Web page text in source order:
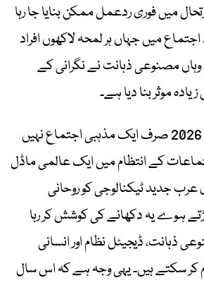
میں فوری ردعمل ممکن بنایا جا رہا
میں جہاں ہر لمحہ لاکھوں افراد
مصنوعی ذہانت نے نگرانی کے
موثر بنا دیا ہے۔
ماہرین کے مطابق حج 2026 صرف ایک مذہبی اجتماع نہیں
کے انتظام میں ایک عالمی ماڈل
عرب جدید ٹیکنالوجی کو روحانی
ہوے یہ دکھانے کی کوشش کر رہا
ڈیجیٹل نظام اور انسانی
سکتے ہیں۔ یہی وجہ ہے کہ اس سال